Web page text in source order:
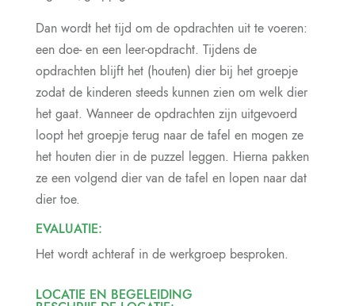
Dan wordt het tijd om de opdrachten uit te voeren:
een doe- en een leer-opdracht. Tijdens de
opdrachten blijft het (houten) dier bij het groepje
zodat de kinderen steeds kunnen zien om welk dier
het gaat. Wanneer de opdrachten zijn uitgevoerd
loopt het groepje terug naar de tafel en mogen ze
het houten dier in de puzzel leggen. Hierna pakken
ze een volgend dier van de tafel en lopen naar dat
dier toe.
EVALUATIE:
Het wordt achteraf in de werkgroep besproken.
LOCATIE EN BEGELEIDING